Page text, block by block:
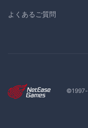
よくあるご質問
©1997-